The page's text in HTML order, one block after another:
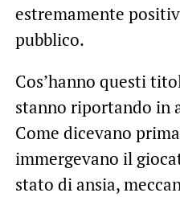
estremamente
pubblico.
Cos’hanno questi
stanno riportando in
Come dicevano
immergevano il
stato di ansia,